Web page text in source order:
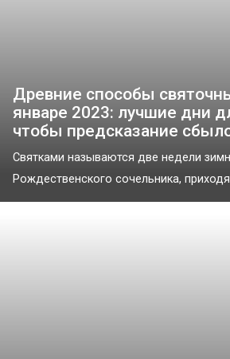
Древние способы
январе 2023: лучшие дни
чтобы предсказание
Святками называются две недели
Рождественского сочельника,